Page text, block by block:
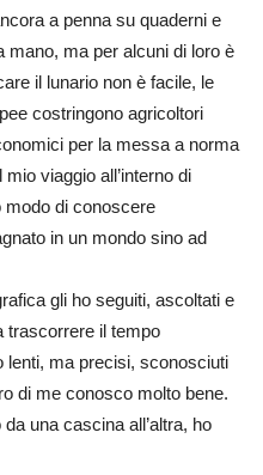
a penna su quaderni e
ma per alcuni di loro è
il lunario non è facile, le
costringono agricoltori
per la messa a norma
viaggio all’interno di
modo di conoscere
in un mondo sino ad
gli ho seguiti, ascoltati e
trascorrere il tempo
lenti, ma precisi, sconosciuti
di me conosco molto bene.
una cascina all’altra, ho